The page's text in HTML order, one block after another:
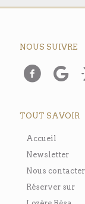
NOUS SUIVRE
TOUT SAVOIR
Accueil
Newsletter
Nous contacter
Réserver sur